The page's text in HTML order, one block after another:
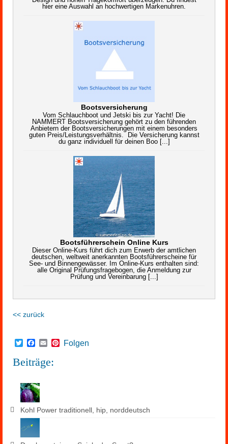
hier eine Auswahl an hochwertigen Markenuhren.
Bootsversicherung
Vom Schlauchboot und Jetski bis zur Yacht! Die
NAMMERT Bootsversicherung gehört zu den führenden
Anbietern der Bootsversicherungen mit einem besonders
guten Preis/Leistungsverhältnis. Die Versicherung kannst
du ganz individuell für deinen Boo [...]
Bootsführerschein Online Kurs
Dieser Online-Kurs führt dich zum Erwerb der amtlichen
deutschen, weltweit anerkannten Bootsführerscheine für
See- und Binnengewässer. Im Online-Kurs enthalten sind:
alle Original Prüfungsfragebogen, die Anmeldung zur
Prüfung und Vereinbarung [...]
<< zurück
TwitterFacebook
EmailPinterest
Folgen
Beiträge:
Kohl Power traditionell, hip, norddeutsch